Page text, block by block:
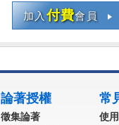
加入付費會員
論著授權
徵集論著
常
使